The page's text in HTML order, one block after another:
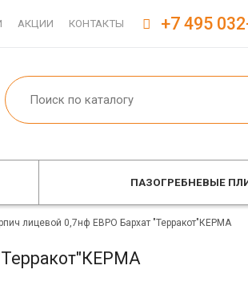
АКЦИИ КОНТАКТЫ +7 495
ПАЗОГРЕБНЕВЫЕ
лицевой 0,7нф ЕВРО Бархат "Терракот"КЕРМА